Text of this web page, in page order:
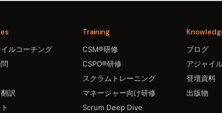
ルコーチング
訳
Training
CSM®研修
CSPO®研修
スクラムトレーニング
マネージャー向け研修
Scrum Deep Dive
ブログ
アジャイ
登壇資料
出版物